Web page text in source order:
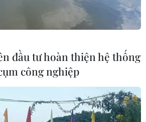
với các nước châu Âu.
đầu tư hoàn thiện hệ thống
công nghiệp